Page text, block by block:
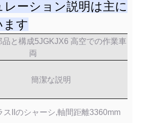
ーション説明は主に
ます
品と構成5JGKJX6 高空での作業車
両
簡潔な説明
スIIのシャーシ,軸間距離3360mm